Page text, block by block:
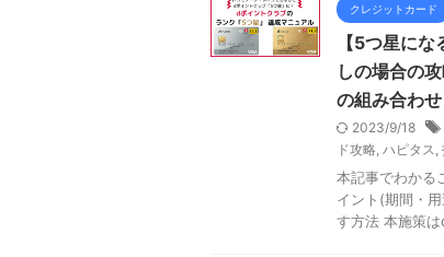
クレジットカード
【5つ星に
しの場合の
の組み合わ
2023/9/18
ド攻略, ハピタス,
本記事でわかる
イント(期間・
す方法 本施策